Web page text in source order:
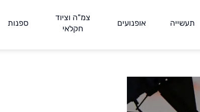
תעשייה אופנועים
צמ"ה וציוד
חקלאי
ספנות